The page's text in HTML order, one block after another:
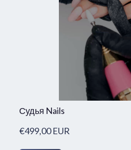
Судья Nails
€499,00 EUR